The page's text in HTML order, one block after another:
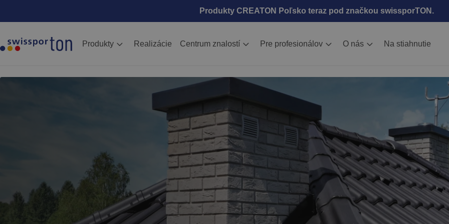
Produkty CREATON Poľsko teraz pod značkou swissporTON.
Produkty Realizácie Centrum znalostí Pre profesionálov O nás Na stiahnutie